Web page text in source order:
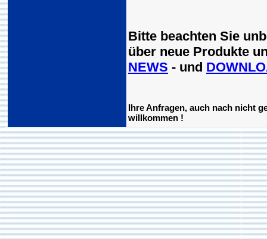
Bitte beachten Sie
über neue Produkte
NEWS - und
Ihre Anfragen, auch nach nicht
willkommen !